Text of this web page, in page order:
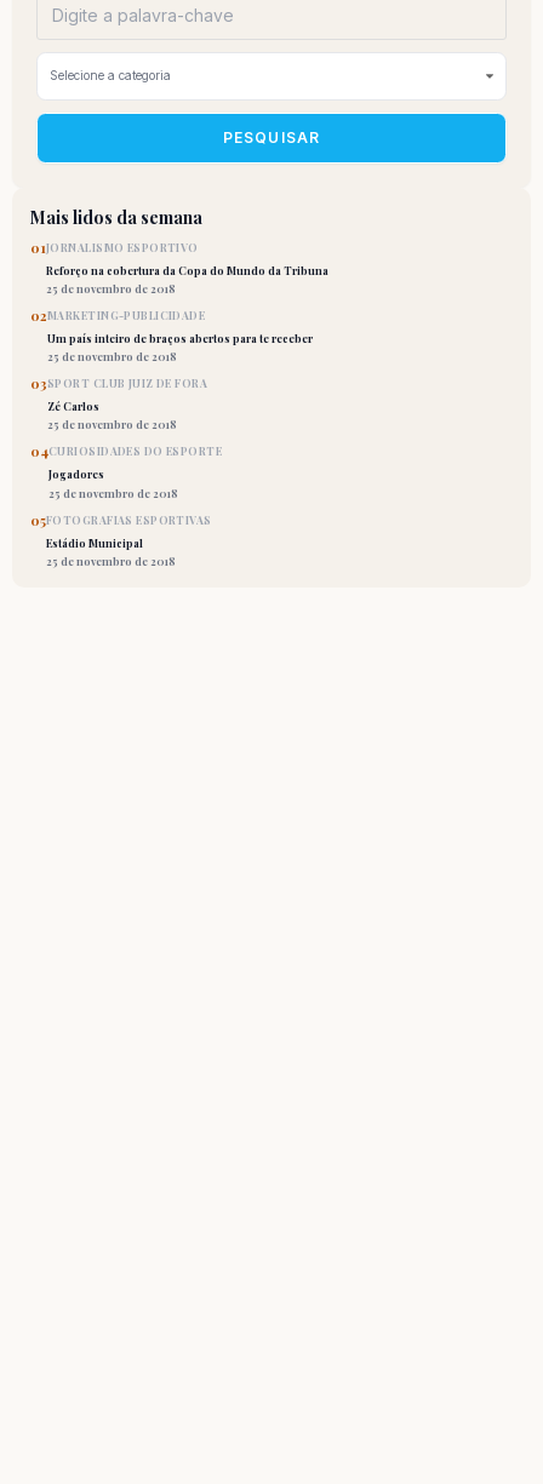
PESQUISAR
Mais lidos da semana
01JORNALISMO ESPORTIVO
Reforço na cobertura da Copa do Mundo da Tribuna
25 de novembro de 2018
02MARKETING-PUBLICIDADE
Um país inteiro de braços abertos para te receber
25 de novembro de 2018
03SPORT CLUB JUIZ DE FORA
Zé Carlos
25 de novembro de 2018
04CURIOSIDADES DO ESPORTE
Jogadores
25 de novembro de 2018
05FOTOGRAFIAS ESPORTIVAS
Estádio Municipal
25 de novembro de 2018